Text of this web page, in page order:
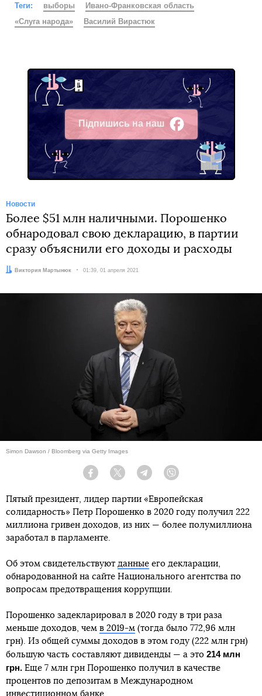
Теги: выборы
Ивано-Франковская область
«Слуга народа»
Василий Вирастюк
Підпишись на наш
Facebook
Новости
Более $51 млн наличными. Порошенко
обнародовал свою декларацию, в партии
сразу объяснили его доходы и расходы
Автор:Виктория Мартынюк Дата:
01:39, 01 апреля 2021
Simon Dawson / Bloomberg via Getty Images
Facebook Twitter Telegram
Пятый президент, лидер партии «Европейская
солидарность» Петр Порошенко в 2020 году получил 222
миллиона гривен доходов, из них — более полумиллиона
заработал в парламенте.
Об этом свидетельствуют данные его декларации,
обнародованной на сайте Национального агентства по
вопросам предотвращения коррупции.
Порошенко задекларировал в 2020 году в три раза
меньше доходов, чем в 2019-м (тогда было 772,96 млн
грн). Из общей суммы доходов в этом году (222 млн грн)
большую часть составляют дивиденды — а это 214 млн
грн. Еще 7 млн грн Порошенко получил в качестве
процентов по депозитам в Международном
инвестиционном банке.